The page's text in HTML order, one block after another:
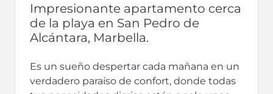
Impresionante apartamento cerca
de la playa en San Pedro de
Alcántara, Marbella.
Es un sueño despertar cada mañana en un
verdadero paraíso de confort, donde todas